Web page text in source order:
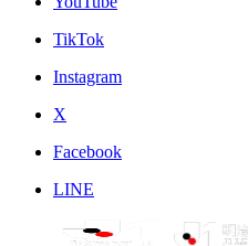
TikTok
Instagram
X
Facebook
LINE